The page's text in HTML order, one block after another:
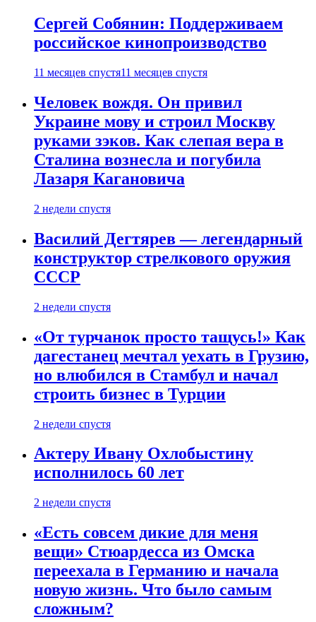
Сергей Собянин: Поддерживаем
российское кинопроизводство
11 месяцев спустя11 месяцев спустя
Человек вождя. Он привил
Украине мову и строил Москву
руками зэков. Как слепая вера в
Сталина вознесла и погубила
Лазаря Кагановича
2 недели спустя
Василий Дегтярев — легендарный
конструктор стрелкового оружия
СССР
2 недели спустя
«От турчанок просто тащусь!» Как
дагестанец мечтал уехать в Грузию,
но влюбился в Стамбул и начал
строить бизнес в Турции
2 недели спустя
Актеру Ивану Охлобыстину
исполнилось 60 лет
2 недели спустя
«Есть совсем дикие для меня
вещи» Стюардесса из Омска
переехала в Германию и начала
новую жизнь. Что было самым
сложным?